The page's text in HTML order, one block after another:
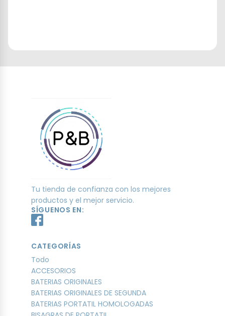
Tu tienda de confianza con los mejores
productos y el mejor servicio.
SÍGUENOS EN:
CATEGORÍAS
Todo
ACCESORIOS
BATERIAS ORIGINALES
BATERIAS ORIGINALES DE SEGUNDA
BATERIAS PORTATIL HOMOLOGADAS